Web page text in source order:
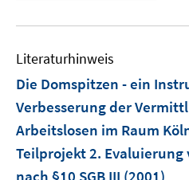
e
n
s
t
e
Literaturhinweis
Die Domspitzen - ein
Verbesserung der
Arbeitslosen im Raum
Teilprojekt 2.
nach §10 SGB III (2001)